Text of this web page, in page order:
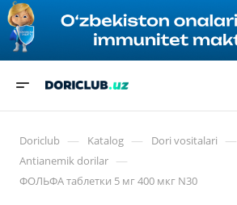
Doriclub — Katalog — Dori vositalari —
Antianemik dorilar —
ФОЛЬФА таблетки 5 мг 400 мкг N30